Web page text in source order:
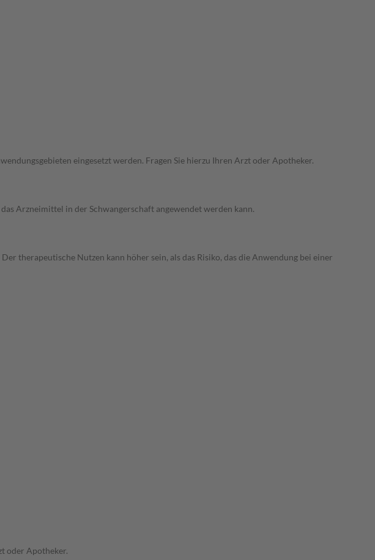
eingesetzt werden. Fragen Sie hierzu Ihren Arzt oder Apotheker.
Arzneimittel in der Schwangerschaft angewendet werden kann.
therapeutische Nutzen kann höher sein, als das Risiko, das die Anwendung bei einer
oder Apotheker.